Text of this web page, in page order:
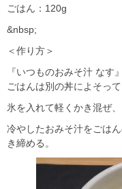
ごはん：120g
&nbsp;
＜作り方＞
『いつものおみそ汁 なす
ごはんは別の丼によそって
氷を入れて軽くかき混ぜ
冷やしたおみそ汁をごは
き締める。